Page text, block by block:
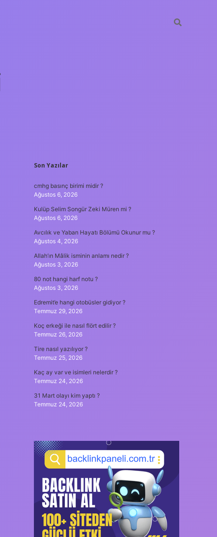
SIDEBAR
Son Yazılar
cmhg basınç birimi midir ?
Ağustos 6, 2026
Kulüp Selim Songür Zeki Müren mi ?
Ağustos 6, 2026
Avcılık ve Yaban Hayatı Bölümü Okunur mu ?
Ağustos 4, 2026
Allah’ın Mâlik isminin anlamı nedir ?
Ağustos 3, 2026
80 not hangi harf notu ?
Ağustos 3, 2026
Edremit’e hangi otobüsler gidiyor ?
Temmuz 29, 2026
Koç erkeği ile nasıl flört edilir ?
Temmuz 26, 2026
Tire nasıl yazılıyor ?
Temmuz 25, 2026
Kaç ay var ve isimleri nelerdir ?
Temmuz 24, 2026
31 Mart olayı kim yaptı ?
Temmuz 24, 2026